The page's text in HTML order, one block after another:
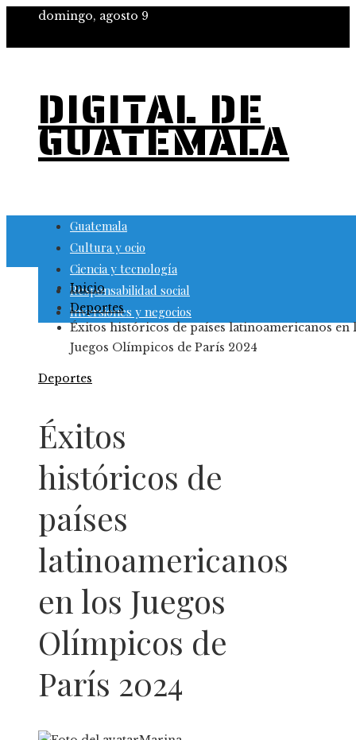
domingo, agosto 9
DIGITAL DE
GUATEMALA
Guatemala
Cultura y ocio
Ciencia y tecnología
Responsabilidad social
Inversiones y negocios
Inicio
Deportes
Éxitos históricos de países latinoamericanos en
Juegos Olímpicos de París 2024
Deportes
Éxitos
históricos de
países
latinoamericanos
en los Juegos
Olímpicos de
París 2024